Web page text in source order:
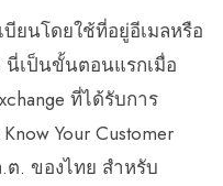
บียนโดยใช้ที่อยู่อีเมลหรือ
เป็นขั้นตอนแรกเมื่อ
ที่ได้รับการ
Your Customer
ต. ของไทย สำหรับ